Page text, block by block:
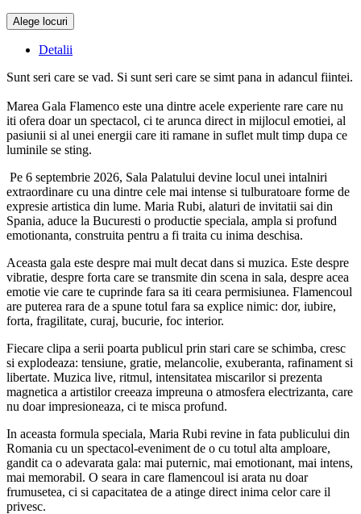
Alege locuri
Detalii
Sunt seri care se vad. Si sunt seri care se simt pana in adancul fiintei.
Marea Gala Flamenco este una dintre acele experiente rare care nu
iti ofera doar un spectacol, ci te arunca direct in mijlocul emotiei, al
pasiunii si al unei energii care iti ramane in suflet mult timp dupa ce
luminile se sting.
Pe 6 septembrie 2026, Sala Palatului devine locul unei intalniri
extraordinare cu una dintre cele mai intense si tulburatoare forme de
expresie artistica din lume. Maria Rubi, alaturi de invitatii sai din
Spania, aduce la Bucuresti o productie speciala, ampla si profund
emotionanta, construita pentru a fi traita cu inima deschisa.
Aceasta gala este despre mai mult decat dans si muzica. Este despre
vibratie, despre forta care se transmite din scena in sala, despre acea
emotie vie care te cuprinde fara sa iti ceara permisiunea. Flamencoul
are puterea rara de a spune totul fara sa explice nimic: dor, iubire,
forta, fragilitate, curaj, bucurie, foc interior.
Fiecare clipa a serii poarta publicul prin stari care se schimba, cresc
si explodeaza: tensiune, gratie, melancolie, exuberanta, rafinament si
libertate. Muzica live, ritmul, intensitatea miscarilor si prezenta
magnetica a artistilor creeaza impreuna o atmosfera electrizanta, care
nu doar impresioneaza, ci te misca profund.
In aceasta formula speciala, Maria Rubi revine in fata publicului din
Romania cu un spectacol-eveniment de o cu totul alta amploare,
gandit ca o adevarata gala: mai puternic, mai emotionant, mai intens,
mai memorabil. O seara in care flamencoul isi arata nu doar
frumusetea, ci si capacitatea de a atinge direct inima celor care il
privesc.